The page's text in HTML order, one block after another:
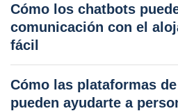
Cómo los chatbots
comunicación con el
fácil
Cómo las plataformas
pueden ayudarte a